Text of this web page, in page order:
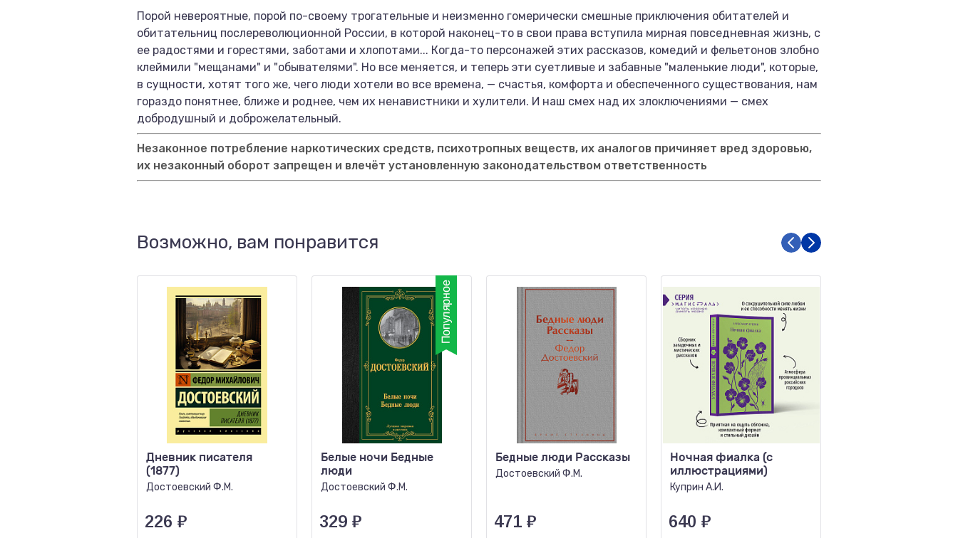
Порой невероятные, порой по-своему трогательные и неизменно гомерически смешные приключения обитателей и
обитательниц послереволюционной России, в которой наконец-то в свои права вступила мирная повседневная жизнь, с
ее радостями и горестями, заботами и хлопотами... Когда-то персонажей этих рассказов, комедий и фельетонов злобно
клеймили "мещанами" и "обывателями". Но все меняется, и теперь эти суетливые и забавные "маленькие люди", которые,
в сущности, хотят того же, чего люди хотели во все времена, — счастья, комфорта и обеспеченного существования, нам
гораздо понятнее, ближе и роднее, чем их ненавистники и хулители. И наш смех над их злоключениями — смех
добродушный и доброжелательный.
Незаконное потребление наркотических средств, психотропных веществ, их аналогов причиняет вред здоровью,
их незаконный оборот запрещен и влечёт установленную законодательством ответственность
Возможно, вам понравится
Дневник писателя
(1877)
Достоевский Ф.М.
226 ₽
Белые ночи Бедные
люди
Достоевский Ф.М.
329 ₽
Бедные люди Рассказы
Достоевский Ф.М.
471 ₽
Ночная фиалка (с
иллюстрациями)
Куприн А.И.
640 ₽